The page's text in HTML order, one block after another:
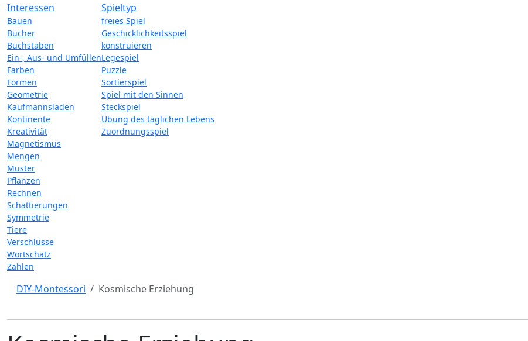
Interessen
Bauen
Bücher
Buchstaben
Ein-, Aus- und Umfüllen
Farben
Formen
Geometrie
Kaufmannsladen
Kontinente
Kreativität
Magnetismus
Mengen
Muster
Pflanzen
Rechnen
Schattierungen
Symmetrie
Tiere
Verschlüsse
Wortschatz
Zahlen
Spieltyp
freies Spiel
Geschicklichkeitsspiel
konstruieren
Legespiel
Puzzle
Sortierspiel
Spiel mit den Sinnen
Steckspiel
Übung des täglichen Lebens
Zuordnungsspiel
DIY-Montessori Kosmische Erziehung